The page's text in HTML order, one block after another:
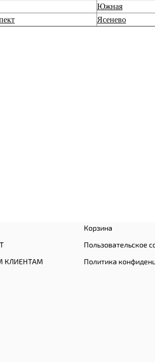
Южная
Ясенево
КЛИЕНТАМ
Корзина
Пользовательское
Политика